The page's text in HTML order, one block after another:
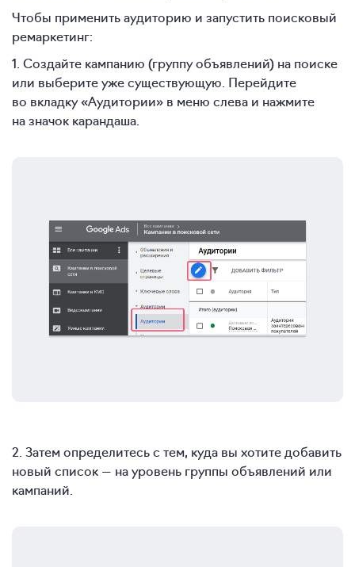
Чтобы применить аудиторию и запустить поисковый
ремаркетинг:
1. Создайте кампанию (группу объявлений) на поиске
или выберите уже существующую. Перейдите
во вкладку «Аудитории» в меню слева и нажмите
на значок карандаша.
2. Затем определитесь с тем, куда вы хотите добавить
новый список — на уровень группы объявлений или
кампаний.